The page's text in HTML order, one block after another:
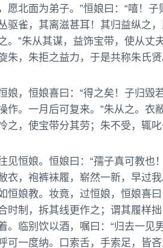
愿北面为弟子。”恒娘曰：“嘻！
驱雀，其离滋甚耳！其归益纵之
。”朱从其谋，益饰宝带，使从丈
朱，朱拒之益力，于是共称朱氏贤
娘，恒娘喜曰：“得之矣！子归毁
作。一月后可复来。”朱从之。衣
之，使宝带分其劳；朱不受，辄叱
见恒娘。恒娘曰：“孺子真可教也
衣，袍裤袜履，崭然一新，早过我
恒娘教。妆竟，过恒娘，恒娘喜
时制，拆其线更作之；谓其履样
。临别饮以酒，嘱曰：“归去一见
可一度纳。口索舌，手索足，皆